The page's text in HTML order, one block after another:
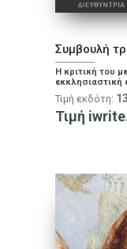
Συμβουλή
Η κριτική του
εκκλησιαστική
στοχασμό
Τιμή εκδότη:
Τιμή